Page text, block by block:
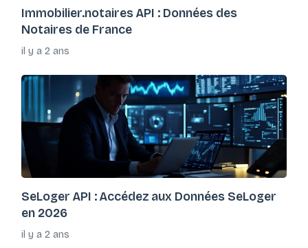
Immobilier.notaires API : Données des
Notaires de France
il y a 2 ans
SeLoger API : Accédez aux Données SeLoger
en 2026
il y a 2 ans